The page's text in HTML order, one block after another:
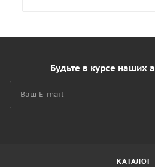
Будьте в курсе наших
КАТАЛОГ